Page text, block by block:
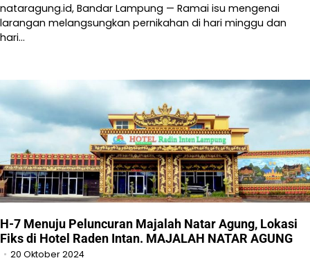
nataragung.id, Bandar Lampung — Ramai isu mengenai
larangan melangsungkan pernikahan di hari minggu dan
hari…
H-7 Menuju Peluncuran Majalah Natar Agung, Lokasi
Fiks di Hotel Raden Intan. MAJALAH NATAR AGUNG
20 Oktober 2024